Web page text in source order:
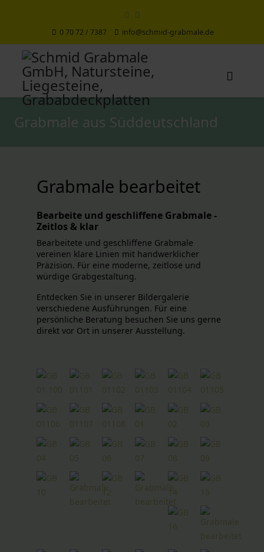
0 70 72 / 7387 info@schmid-grabmale.de
Grabmale aus Süddeutschland
Grabmale bearbeitet
Bearbeite und geschliffene Grabmale -
Zeitlos & klar
Bearbeitete und geschliffene Grabmale
vereinen klare Linien mit handwerklicher
Präzision. Für eine moderne, zeitlose und
würdige Grabgestaltung.
Entdecken Sie in unserer Bildergalerie
verschiedene Ausführungen. Für eine
persönliche Beratung besuchen Sie uns gerne
direkt vor Ort in unserer Ausstellung.